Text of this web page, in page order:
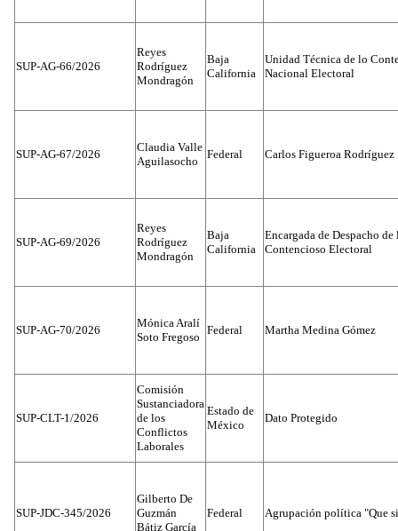
SUP-AG-66/2026
Reyes
Rodríguez
Mondragón
Baja
California
Unidad Técnica de lo
Nacional Electoral
SUP-AG-67/2026
Claudia Valle
Aguilasocho
Federal Carlos Figueroa Rodríguez
SUP-AG-69/2026
Reyes
Rodríguez
Mondragón
Baja
California
Encargada de Despacho
Contencioso Electoral
SUP-AG-70/2026
Mónica Aralí
Soto Fregoso
Federal Martha Medina Gómez
SUP-CLT-1/2026
Comisión
Sustanciadora
de los
Conflictos
Laborales
Estado de
México
Dato Protegido
SUP-JDC-345/2026
Gilberto De
Guzmán
Bátiz García
Federal Agrupación política "Que